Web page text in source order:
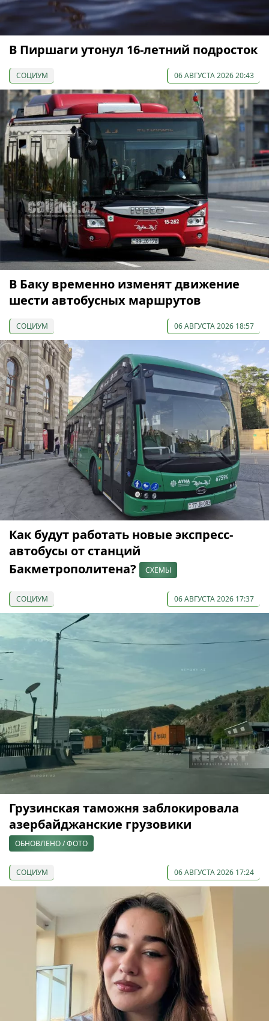
В Пиршаги утонул 16-летний подросток
СОЦИУМ 06 АВГУСТА 2026 20:43
В Баку временно изменят движение
шести автобусных маршрутов
СОЦИУМ 06 АВГУСТА 2026 18:57
Как будут работать новые экспресс-
автобусы от станций
Бакметрополитена?
СХЕМЫ
СОЦИУМ 06 АВГУСТА 2026 17:37
Грузинская таможня заблокировала
азербайджанские грузовики
ОБНОВЛЕНО / ФОТО
СОЦИУМ 06 АВГУСТА 2026 17:24